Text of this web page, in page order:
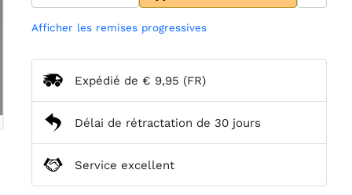
Afficher les remises progressives
Expédié de € 9,95 (FR)
Délai de rétractation de 30 jours
Service excellent